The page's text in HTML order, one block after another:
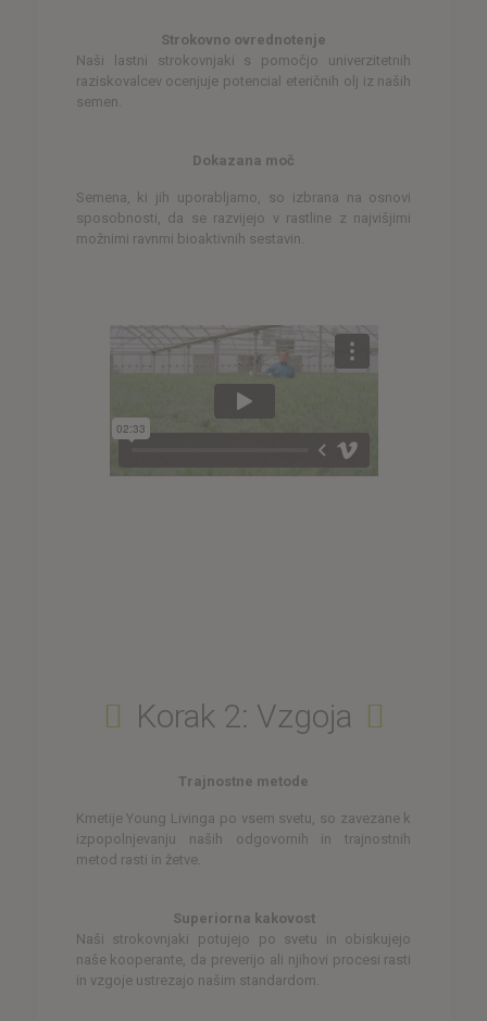
Strokovno ovrednotenje
Naši lastni strokovnjaki s pomočjo univerzitetnih
raziskovalcev ocenjuje potencial eteričnih olj iz naših
semen.
Dokazana moč
Semena, ki jih uporabljamo, so izbrana na osnovi
sposobnosti, da se razvijejo v rastline z najvišjimi
možnimi ravnmi bioaktivnih sestavin.
Korak 2: Vzgoja
Trajnostne metode
Kmetije Young Livinga po vsem svetu, so zavezane k
izpopolnjevanju naših odgovornih in trajnostnih
metod rasti in žetve.
Superiorna kakovost
Naši strokovnjaki potujejo po svetu in obiskujejo
naše kooperante, da preverijo ali njihovi procesi rasti
in vzgoje ustrezajo našim standardom.